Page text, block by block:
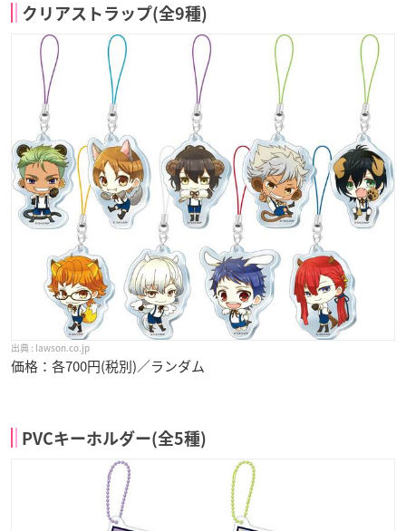
クリアストラップ(全9種)
lawson.co.jp
価格：各700円(税別)／ランダム
PVCキーホルダー(全5種)